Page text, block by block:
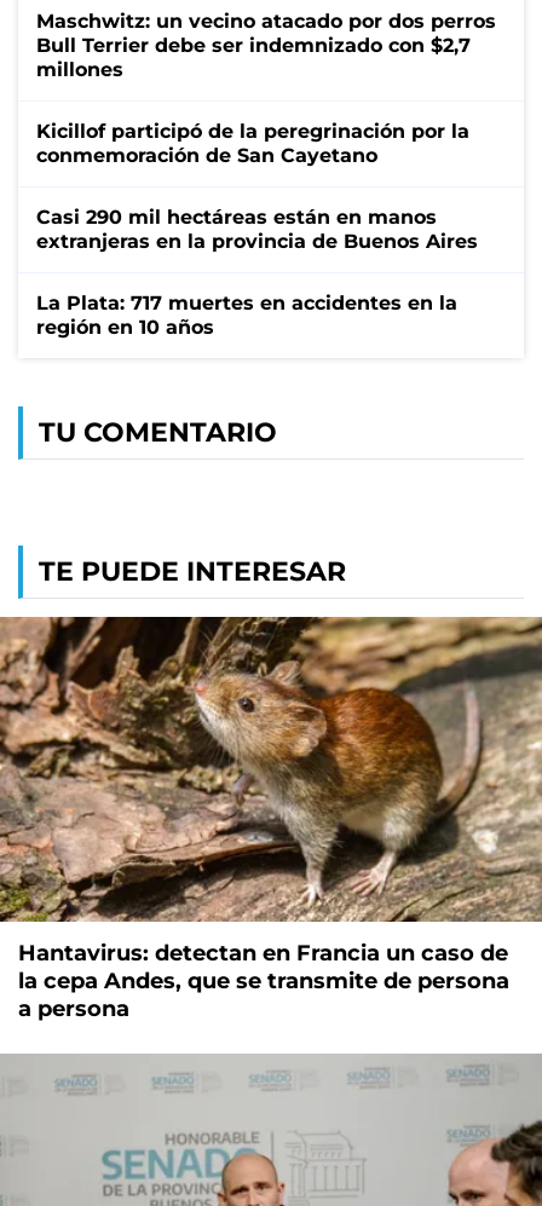
Maschwitz: un vecino atacado por dos perros
Bull Terrier debe ser indemnizado con $2,7
millones
Kicillof participó de la peregrinación por la
conmemoración de San Cayetano
Casi 290 mil hectáreas están en manos
extranjeras en la provincia de Buenos Aires
La Plata: 717 muertes en accidentes en la
región en 10 años
TU COMENTARIO
TE PUEDE INTERESAR
Hantavirus: detectan en Francia un caso de
la cepa Andes, que se transmite de persona
a persona